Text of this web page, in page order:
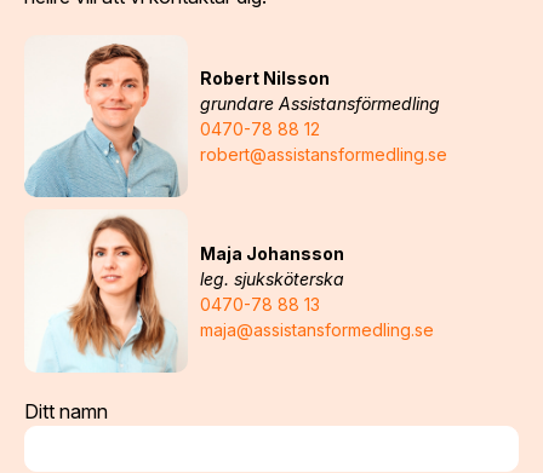
Robert Nilsson
grundare Assistansförmedling
0470-78 88 12
robert@assistansformedling.se
Maja Johansson
leg. sjuksköterska
0470-78 88 13
maja@assistansformedling.se
Ditt namn